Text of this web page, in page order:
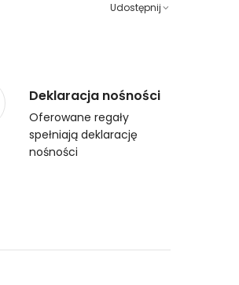
Udostępnij
Deklaracja nośności
Oferowane regały
spełniają deklarację
nośności